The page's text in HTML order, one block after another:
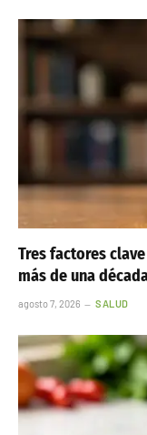
Tres factores
más de una
agosto 7, 2026 SALUD